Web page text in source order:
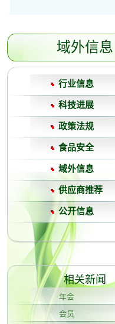
域外信息
行业信息
科技进展
政策法规
食品安全
域外信息
供应商推荐
公开信息
相关新闻
年会
会员